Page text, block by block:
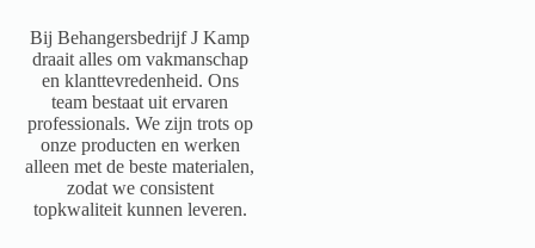
Bij Behangersbedrijf J Kamp
draait alles om vakmanschap
en klanttevredenheid. Ons
team bestaat uit ervaren
professionals. We zijn trots op
onze producten en werken
alleen met de beste materialen,
zodat we consistent
topkwaliteit kunnen leveren.